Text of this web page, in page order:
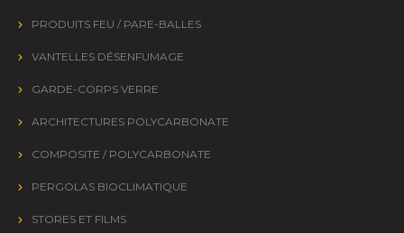
PRODUITS FEU / PARE-BALLES
VANTELLES DÉSENFUMAGE
GARDE-CORPS VERRE
ARCHITECTURES POLYCARBONATE
COMPOSITE / POLYCARBONATE
PERGOLAS BIOCLIMATIQUE
STORES ET FILMS